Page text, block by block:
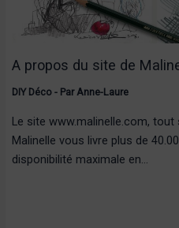
A propos du site de
DIY Déco- ParAnne-Laure
Le site www.malinelle.com, tout
Malinelle vous livre plus de
disponibilité maximale en…